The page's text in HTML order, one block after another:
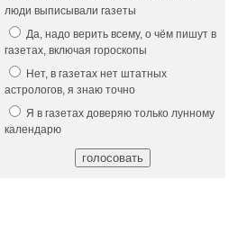
люди выписывали газеты
Да, надо верить всему, о чём пишут в
газетах, включая гороскопы
Нет, в газетах нет штатных
астрологов, я знаю точно
Я в газетах доверяю только лунному
календарю